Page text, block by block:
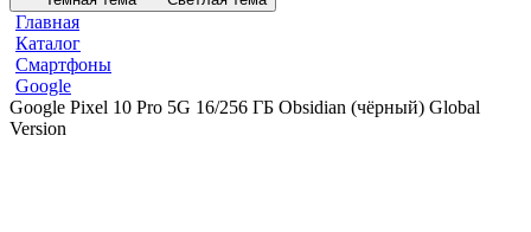
Главная
Каталог
Смартфоны
Google
Google Pixel 10 Pro 5G 16/256 ГБ Obsidian (чёрный) Global
Version